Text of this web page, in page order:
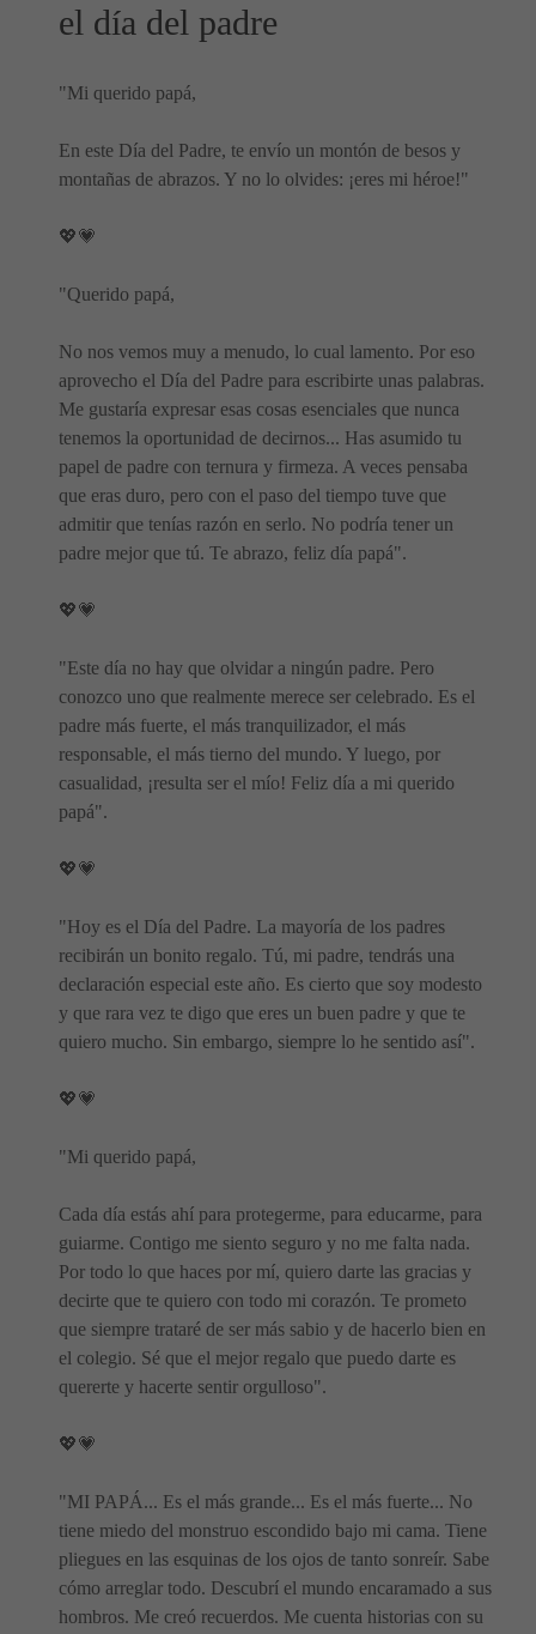
el día del padre
"Mi querido papá,
En este Día del Padre, te envío un montón de besos y
montañas de abrazos. Y no lo olvides: ¡eres mi héroe!"
💖💗
"Querido papá,
No nos vemos muy a menudo, lo cual lamento. Por eso
aprovecho el Día del Padre para escribirte unas palabras.
Me gustaría expresar esas cosas esenciales que nunca
tenemos la oportunidad de decirnos... Has asumido tu
papel de padre con ternura y firmeza. A veces pensaba
que eras duro, pero con el paso del tiempo tuve que
admitir que tenías razón en serlo. No podría tener un
padre mejor que tú. Te abrazo, feliz día papá".
💖💗
"Este día no hay que olvidar a ningún padre. Pero
conozco uno que realmente merece ser celebrado. Es el
padre más fuerte, el más tranquilizador, el más
responsable, el más tierno del mundo. Y luego, por
casualidad, ¡resulta ser el mío! Feliz día a mi querido
papá".
💖💗
"Hoy es el Día del Padre. La mayoría de los padres
recibirán un bonito regalo. Tú, mi padre, tendrás una
declaración especial este año. Es cierto que soy modesto
y que rara vez te digo que eres un buen padre y que te
quiero mucho. Sin embargo, siempre lo he sentido así".
💖💗
"Mi querido papá,
Cada día estás ahí para protegerme, para educarme, para
guiarme. Contigo me siento seguro y no me falta nada.
Por todo lo que haces por mí, quiero darte las gracias y
decirte que te quiero con todo mi corazón. Te prometo
que siempre trataré de ser más sabio y de hacerlo bien en
el colegio. Sé que el mejor regalo que puedo darte es
quererte y hacerte sentir orgulloso".
💖💗
"MI PAPÁ... Es el más grande... Es el más fuerte... No
tiene miedo del monstruo escondido bajo mi cama. Tiene
pliegues en las esquinas de los ojos de tanto sonreír. Sabe
cómo arreglar todo. Descubrí el mundo encaramado a sus
hombros. Me creó recuerdos. Me cuenta historias con su